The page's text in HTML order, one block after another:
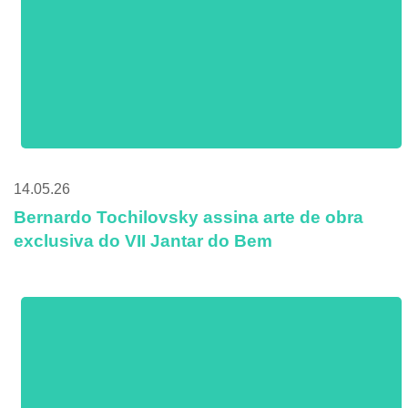
14.05.26
Bernardo Tochilovsky assina arte de obra
exclusiva do VII Jantar do Bem